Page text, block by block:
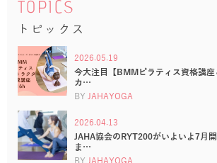
TOPICS
トピックス
2026.05.19
今大注目【BMMピラティス資格講座
カ…
BY JAHAYOGA
2026.04.13
JAHA協会のRYT200がいよいよ7月
ま…
BY JAHAYOGA